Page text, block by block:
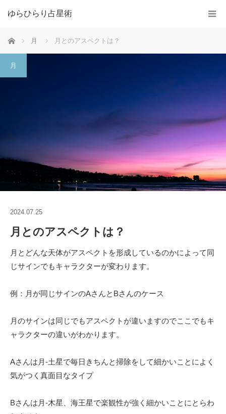
ゆらひらり占星術
ホーム 月 月とのアスペクトは？
月
2024.07.25
月とのアスペクトは？
月とどんな天体がアスペクトを形成しているのかによって同
じサインでもキャラクターが変わります。
例：月が同じサインのAさんとBさんのケース
月のサインは同じでもアスペクトが違いますのでここでもキ
ャラクターの違いがわかります。
Aさんは月-土星で毎日きちんと掃除をして細かいことによく
気がつく真面目なタイプ
Bさんは月-木星、海王星で楽観性が強く細かいことにとらわ